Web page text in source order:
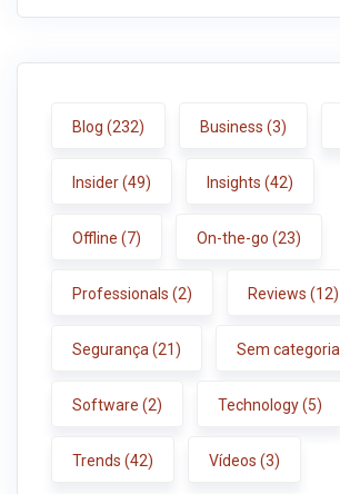
Blog (232) Business (3)
Insider(49) Insights (42)
Offline (7) On-the-go (23)
Professionals (2) Reviews (12)
Segurança (21) Sem categoria
Software (2) Technology(5)
Trends (42) Vídeos (3)